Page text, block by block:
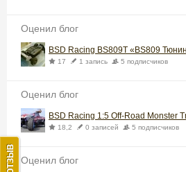
Оценил блог
BSD Racing BS809T «BS809
17 1 запись 5 подписчиков
Оценил блог
BSD Racing 1:5 Off-Road Monster
18,2 0 записей 5 подписчиков
Оценил блог